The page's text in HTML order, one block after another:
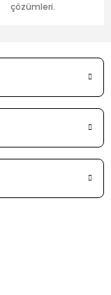
çözümleri.